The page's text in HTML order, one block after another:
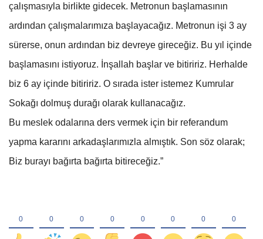
çalışmasıyla birlikte gidecek. Metronun başlamasının
ardından çalışmalarımıza başlayacağız. Metronun işi 3 ay
sürerse, onun ardından biz devreye gireceğiz. Bu yıl içinde
başlamasını istiyoruz. İnşallah başlar ve bitiririz. Herhalde
biz 6 ay içinde bitiririz. O sırada ister istemez Kumrular
Sokağı dolmuş durağı olarak kullanacağız.
Bu meslek odalarına ders vermek için bir referandum
yapma kararını arkadaşlarımızla almıştık. Son söz olarak;
Biz burayı bağırta bağırta bitireceğiz.”